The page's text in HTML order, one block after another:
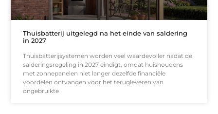
Thuisbatterij uitgelegd na het einde van saldering
in 2027
Thuisbatterijsystemen worden veel waardevoller nadat de
salderingsregeling in 2027 eindigt, omdat huishoudens
met zonnepanelen niet langer dezelfde financiële
voordelen ontvangen voor het terugleveren van
ongebruikte